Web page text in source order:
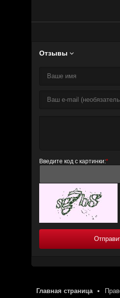
Отзывы 
Введите код с картинки:*
Главная страница